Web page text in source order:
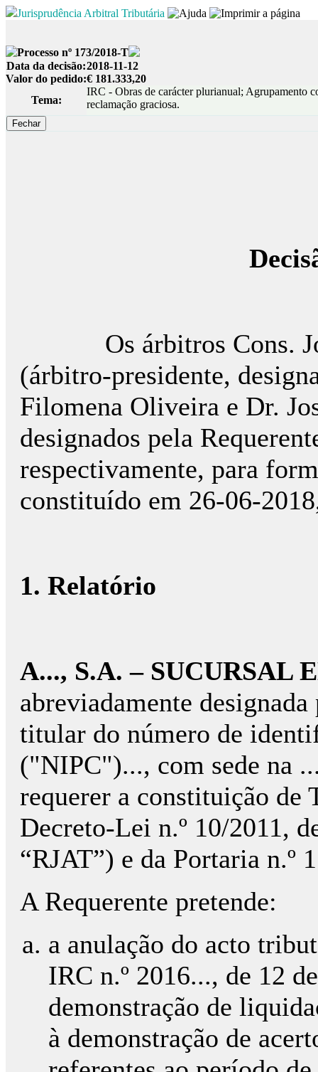
Jurisprudência Arbitral Tributária
Processo nº 173/2018-T
Data da decisão:2018-11-12
Valor do pedido:€ 181.333,20
Tema:
IRC - Obras de carácter plurianual; Agrupamento
reclamação graciosa.
Os árbitros Cons.
(árbitro-presidente,
Filomena Oliveira e Dr.
designados pela
respectivamente, para
constituído em 26-06-
1. Relatório
A..., S.A. – SUCURSAL
abreviadamente
titular do número de
("NIPC")..., com sede na
requerer a constituição
Decreto-Lei n.º 10/2011,
“RJAT”) e da Portaria n.º
A Requerente pretende:
a anulação do acto
IRC n.º 2016..., de 12
demonstração de
à demonstração de